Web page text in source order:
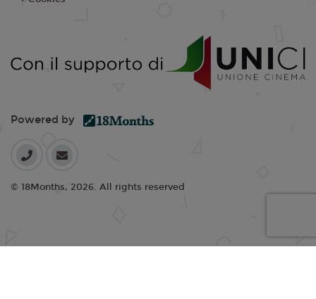
Powered by
© 18Months, 2026. All rights reserved